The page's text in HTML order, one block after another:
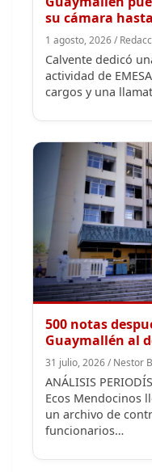
Calvente dedicó
actividad de
cargos y una
500 notas
Guaymallén al
ANÁLISIS
Ecos Mendocinos
un archivo de
funcionarios…